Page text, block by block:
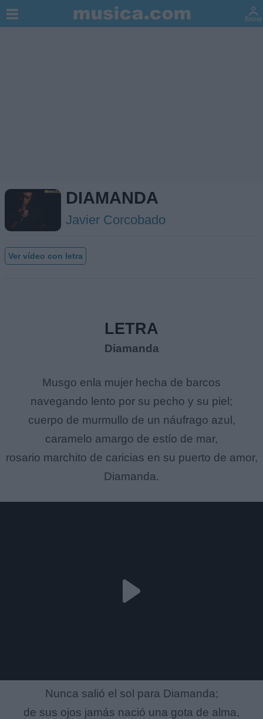
DIAMANDA
Javier Corcobado
Ver vídeo con letra
LETRA
Diamanda
Musgo enla mujer hecha de barcos
navegando lento por su pecho y su piel;
cuerpo de murmullo de un náufrago azul,
caramelo amargo de estío de mar,
rosario marchito de caricias en su puerto de amor,
Diamanda.
Nunca salió el sol para Diamanda;
de sus ojos jamás nació una gota de alma,